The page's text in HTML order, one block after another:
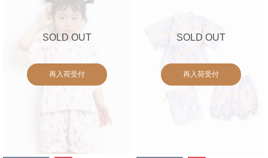
SOLD OUT
再入荷受付
SOLD OUT
再入荷受付